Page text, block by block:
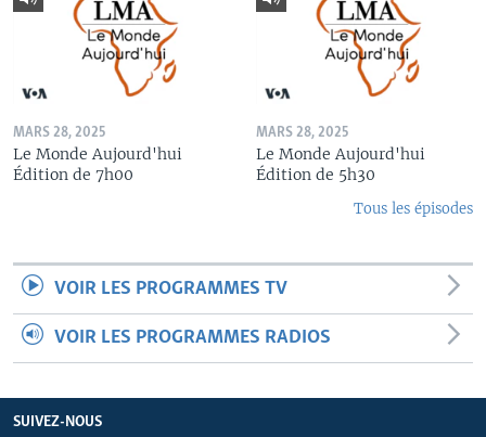
MARS 28, 2025
Le Monde Aujourd'hui
Édition de 7h00
MARS 28, 2025
Le Monde Aujourd'hui
Édition de 5h30
Tous les épisodes
VOIR LES PROGRAMMES TV
VOIR LES PROGRAMMES RADIOS
SUIVEZ-NOUS